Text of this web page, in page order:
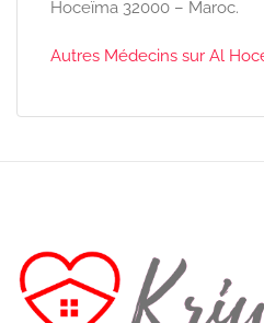
Hoceïma 32000 – Maroc.
Autres Médecins sur Al